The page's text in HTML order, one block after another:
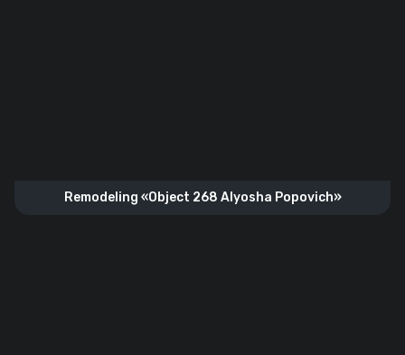
Remodeling «Object 268 Alyosha Popovich»